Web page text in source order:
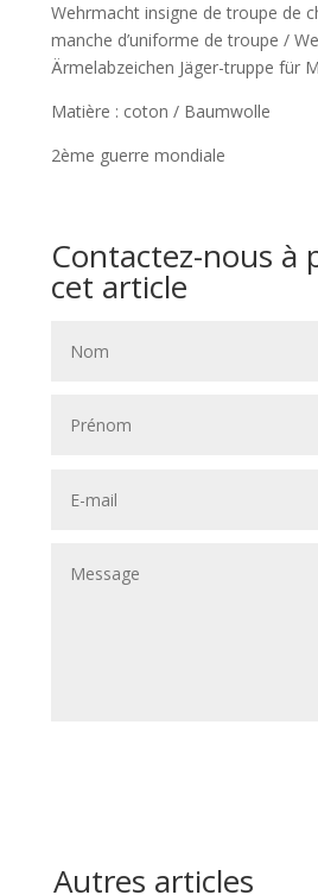
Wehrmacht insigne de troupe de
manche d’uniforme de troupe /
Ärmelabzeichen Jäger-truppe für
Matière : coton / Baumwolle
2ème guerre mondiale
Contactez-nous à
cet article
Autres articles